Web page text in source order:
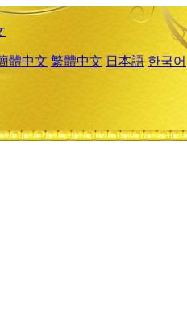
體中文 繁體中文 日本語 한국어